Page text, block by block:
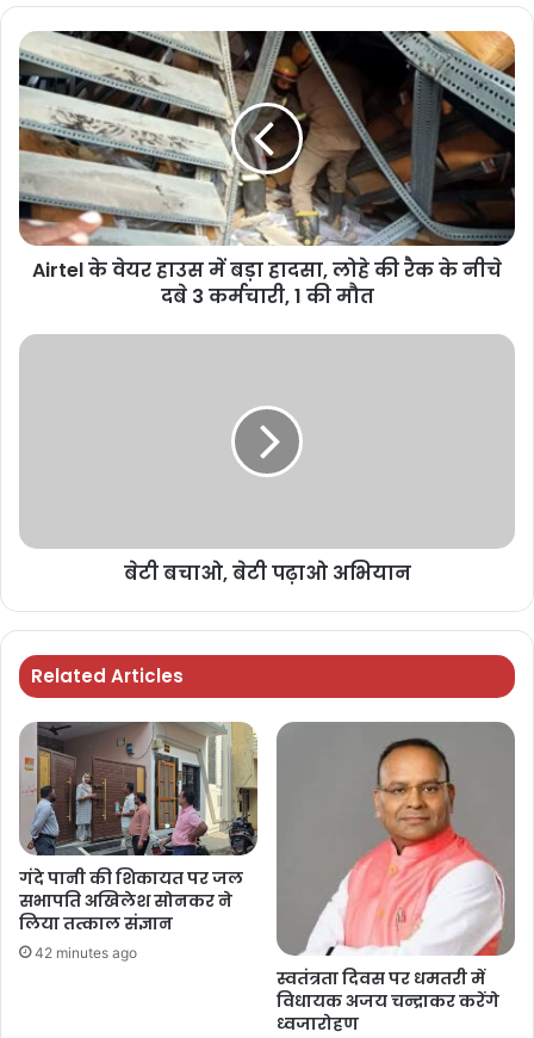
Airtel के वेयर हाउस में बड़ा हादसा, लोहे की रैक के नीचे
दबे 3 कर्मचारी, 1 की मौत
बेटी बचाओ, बेटी पढ़ाओ अभियान
Related Articles
गंदे पानी की शिकायत पर जल
सभापति अखिलेश सोनकर ने
लिया तत्काल संज्ञान
42 minutes ago
स्वतंत्रता दिवस पर धमतरी में
विधायक अजय चन्द्राकर करेंगे
ध्वजारोहण